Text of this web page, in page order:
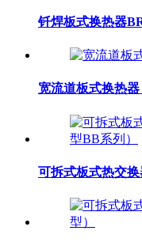
钎焊板式换热器
宽流道板式换热
可拆式板式热交换